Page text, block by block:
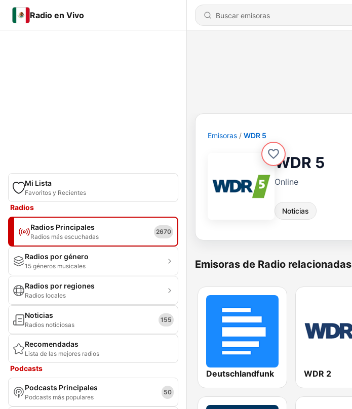
Radio en Vivo
Mi Lista
Favoritos y Recientes
Radios
Radios Principales
Radios más escuchadas
2670
Radios por género
15 géneros musicales
Radios por regiones
Radios locales
Noticias
Radios noticiosas
155
Recomendadas
Lista de las mejores radios
Podcasts
Podcasts Principales
Podcasts más populares
50
Emisoras WDR 5
WDR 5
Online
Noticias
Emisoras de Radio relacionadas
Deutschlandfunk WDR 2